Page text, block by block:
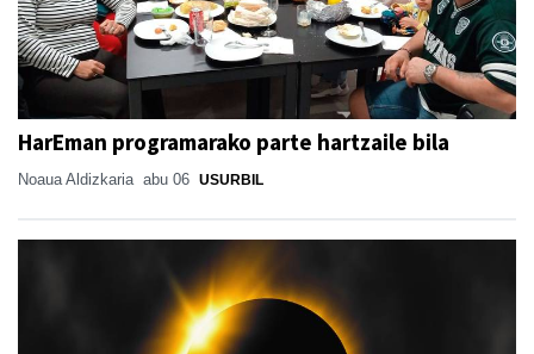
HarEman programarako parte hartzaile bila
Noaua Aldizkaria abu 06 USURBIL